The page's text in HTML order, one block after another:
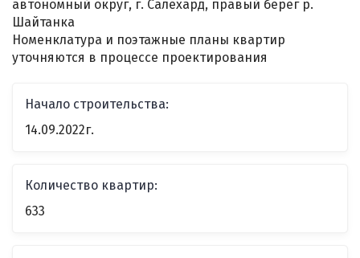
автономный округ, г. Салехард, правый берег р.
Шайтанка
Номенклатура и поэтажные планы квартир
уточняются в процессе проектирования
Начало строительства:
14.09.2022г.
Количество квартир:
633